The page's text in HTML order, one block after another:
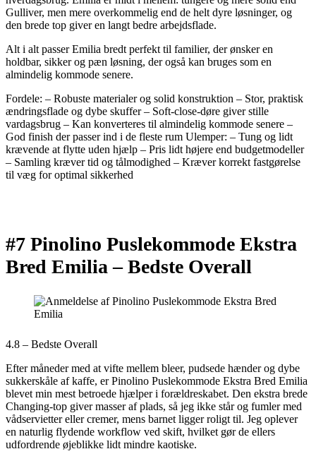
Gulliver, men mere overkommelig end de helt dyre løsninger, og
den brede top giver en langt bedre arbejdsflade.
Alt i alt passer Emilia bredt perfekt til familier, der ønsker en
holdbar, sikker og pæn løsning, der også kan bruges som en
almindelig kommode senere.
Fordele: – Robuste materialer og solid konstruktion – Stor, praktisk
ændringsflade og dybe skuffer – Soft-close-døre giver stille
vardagsbrug – Kan konverteres til almindelig kommode senere –
God finish der passer ind i de fleste rum Ulemper: – Tung og lidt
krævende at flytte uden hjælp – Pris lidt højere end budgetmodeller
– Samling kræver tid og tålmodighed – Kræver korrekt fastgørelse
til væg for optimal sikkerhed
#7 Pinolino Puslekommode Ekstra
Bred Emilia –Bedste Overall
4.8 – Bedste Overall
Efter måneder med at vifte mellem bleer, pudsede hænder og dybe
sukkerskåle af kaffe, er Pinolino Puslekommode Ekstra Bred Emilia
blevet min mest betroede hjælper i forældreskabet. Den ekstra brede
Changing-top giver masser af plads, så jeg ikke står og fumler med
vådservietter eller cremer, mens barnet ligger roligt til. Jeg oplever
en naturlig flydende workflow ved skift, hvilket gør de ellers
udfordrende øjeblikke lidt mindre kaotiske.